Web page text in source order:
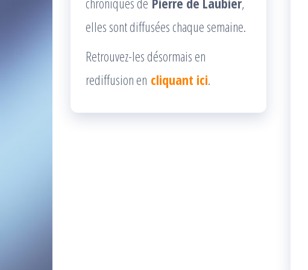
elles sont diffusées chaque semaine.
Retrouvez-les désormais en
rediffusion en cliquant ici.